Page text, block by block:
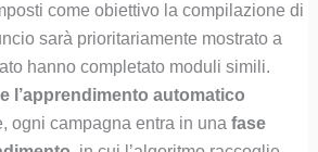
come obiettivo la compilazione di
sarà prioritariamente mostrato a
hanno completato moduli simili.
l’apprendimento automatico
ogni campagna entra in una fase